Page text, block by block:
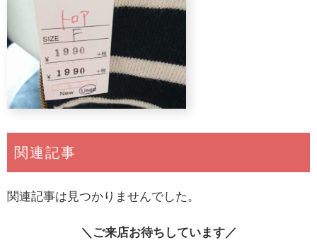
関連記事
関連記事は見つかりませんでした。
＼ご来店お待ちしています／